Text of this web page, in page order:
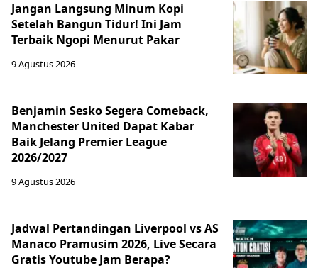
Jangan Langsung Minum Kopi
Setelah Bangun Tidur! Ini Jam
Terbaik Ngopi Menurut Pakar
9 Agustus 2026
Benjamin Sesko Segera Comeback,
Manchester United Dapat Kabar
Baik Jelang Premier League
2026/2027
9 Agustus 2026
Jadwal Pertandingan Liverpool vs AS
Manaco Pramusim 2026, Live Secara
Gratis Youtube Jam Berapa?